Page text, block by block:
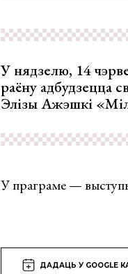
У нядзелю, 14
раёну адбудзецца
Элізы Ажэшкі
У праграме —
ДАДАЦЬ У GOOGLE